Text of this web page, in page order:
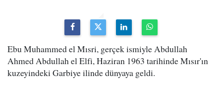
Ebu Muhammed el Mısri, gerçek ismiyle Abdullah
Ahmed Abdullah el Elfi, Haziran 1963 tarihinde Mısır'ın
kuzeyindeki Garbiye ilinde dünyaya geldi.